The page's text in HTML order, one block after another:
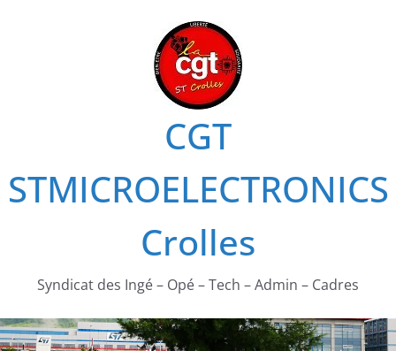
CGT
STMICROELECTRONICS
Crolles
Syndicat des Ingé – Opé – Tech – Admin – Cadres